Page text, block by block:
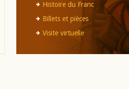
Histoire du Franc
Billets et pièces
Visite virtuelle